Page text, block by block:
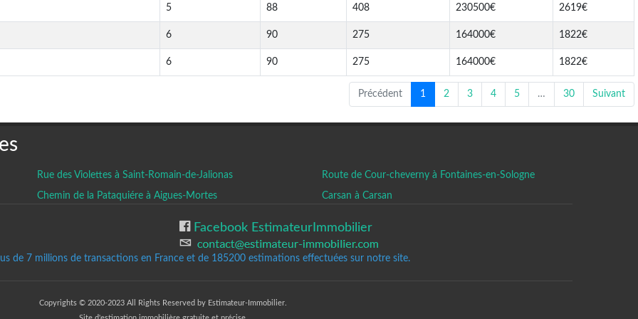
5 88 408 230500€ 2619€
6 90 275 164000€ 1822€
6 90 275 164000€ 1822€
Précédent 1 2 3 4 5 … 30 Suivant
Rue des Violettes à Saint-Romain-de-Jalionas Route de Cour-cheverny à Fontaines-en-Sologne
Chemin de la Pataquiére à Aigues-Mortes Carsan à Carsan
Facebook EstimateurImmobilier
de 7 millions de transactions en France et de 185200estimations effectuées sur notre site.
Copyrights © 2020-2023 All Rights Reserved by Estimateur-Immobilier.